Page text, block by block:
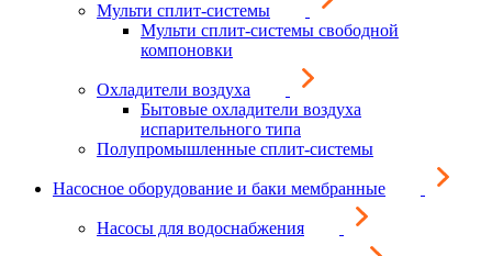
Мульти сплит-системы
Мульти сплит-системы свободной
компоновки
Охладители воздуха
Бытовые охладители воздуха
испарительного типа
Полупромышленные сплит-системы
Насосное оборудование и баки мембранные
Насосы для водоснабжения